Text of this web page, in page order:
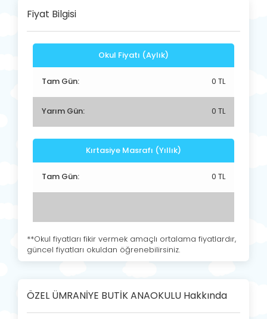
Fiyat Bilgisi
Okul Fiyatı (Aylık)
Tam Gün: 0 TL
Yarım Gün: 0 TL
Kırtasiye Masrafı (Yıllık)
Tam Gün: 0 TL
**Okul fiyatları fikir vermek amaçlı ortalama fiyatlardır,
güncel fiyatları okuldan öğrenebilirsiniz.
ÖZEL ÜMRANİYE BUTİK ANAOKULU Hakkında